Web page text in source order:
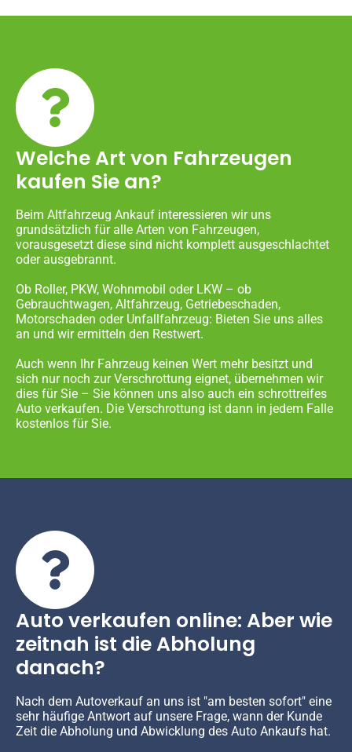
Welche Art von Fahrzeugen
kaufen Sie an?
Beim Altfahrzeug Ankauf interessieren wir uns
grundsätzlich für alle Arten von Fahrzeugen,
vorausgesetzt diese sind nicht komplett ausgeschlachtet
oder ausgebrannt.
Ob Roller, PKW, Wohnmobil oder LKW – ob
Gebrauchtwagen, Altfahrzeug, Getriebeschaden,
Motorschaden oder Unfallfahrzeug: Bieten Sie uns alles
an und wir ermitteln den Restwert.
Auch wenn Ihr Fahrzeug keinen Wert mehr besitzt und
sich nur noch zur Verschrottung eignet, übernehmen wir
dies für Sie – Sie können uns also auch ein schrottreifes
Auto verkaufen. Die Verschrottung ist dann in jedem Falle
kostenlos für Sie.
Auto verkaufen online: Aber wie
zeitnah ist die Abholung
danach?
Nach dem Autoverkauf an uns ist "am besten sofort" eine
sehr häufige Antwort auf unsere Frage, wann der Kunde
Zeit die Abholung und Abwicklung des Auto Ankaufs hat.